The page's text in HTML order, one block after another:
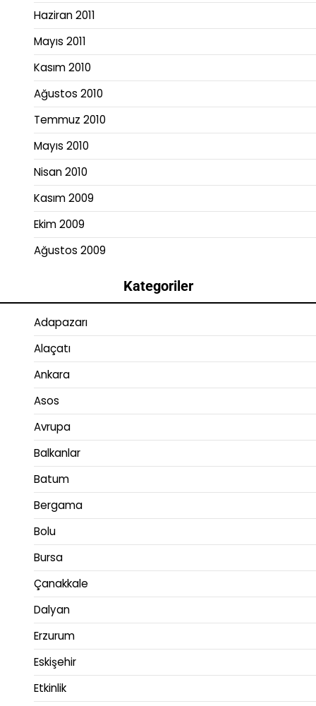
Haziran 2011
Mayıs 2011
Kasım 2010
Ağustos 2010
Temmuz 2010
Mayıs 2010
Nisan 2010
Kasım 2009
Ekim 2009
Ağustos 2009
Kategoriler
Adapazarı
Alaçatı
Ankara
Asos
Avrupa
Balkanlar
Batum
Bergama
Bolu
Bursa
Çanakkale
Dalyan
Erzurum
Eskişehir
Etkinlik